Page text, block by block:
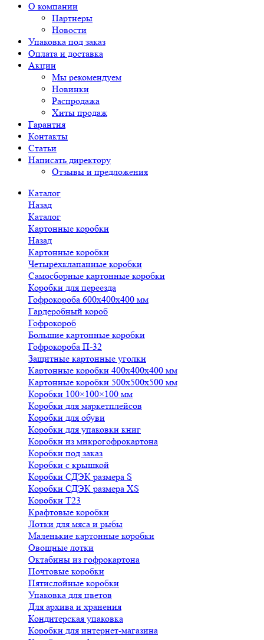
О компании
Партнеры
Новости
Упаковка под заказ
Оплата и доставка
Акции
Мы рекомендуем
Новинки
Распродажа
Хиты продаж
Гарантия
Контакты
Статьи
Написать директору
Отзывы и предложения
Каталог
Назад
Каталог
Картонные коробки
Назад
Картонные коробки
Четырёхклапанные коробки
Самосборные картонные коробки
Коробки для переезда
Гофрокороба 600х400х400 мм
Гардеробный короб
Гофрокороб
Большие картонные коробки
Гофрокороба П-32
Защитные картонные уголки
Картонные коробки 400х400х400 мм
Картонные коробки 500х500х500 мм
Коробки 100×100×100 мм
Коробки для маркетплейсов
Коробки для обуви
Коробки для упаковки книг
Коробки из микрогофрокартона
Коробки под заказ
Коробки с крышкой
Коробки СДЭК размера S
Коробки СДЭК размера XS
Коробки Т23
Крафтовые коробки
Лотки для мяса и рыбы
Маленькие картонные коробки
Овощные лотки
Октабины из гофрокартона
Почтовые коробки
Пятислойные коробки
Упаковка для цветов
Для архива и хранения
Кондитерская упаковка
Коробки для интернет-магазина